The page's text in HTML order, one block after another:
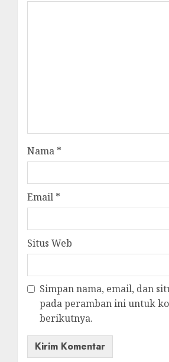
Nama *
Email *
Situs Web
Simpan nama, email, dan
pada peramban ini untuk
berikutnya.